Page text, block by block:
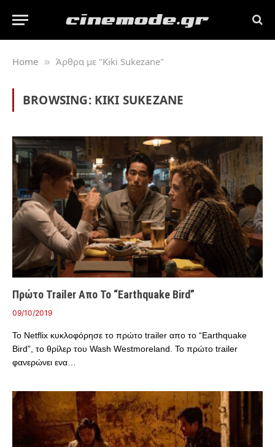
Home » Άρθρα με "Kiki Sukezane"
BROWSING: KIKI SUKEZANE
Πρώτο Trailer Απο Το “Earthquake Bird”
09/10/2019
Το Netflix κυκλοφόρησε το πρώτο trailer απο το “Earthquake
Bird”, το θρίλερ του Wash Westmoreland. Το πρώτο trailer
φανερώνει ενα…